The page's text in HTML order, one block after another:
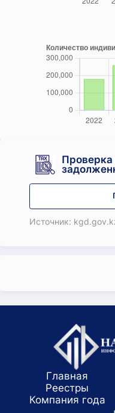
Проверка
Источник:
Главная
Реестры
Компания года